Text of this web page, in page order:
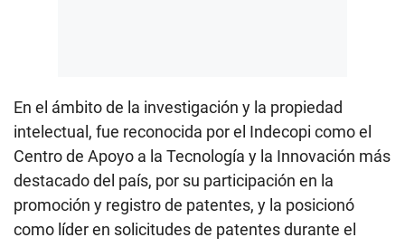
En el ámbito de la investigación y la propiedad
intelectual, fue reconocida por el Indecopi como el
Centro de Apoyo a la Tecnología y la Innovación más
destacado del país, por su participación en la
promoción y registro de patentes, y la posicionó
como líder en solicitudes de patentes durante el